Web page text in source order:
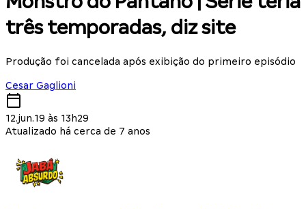
três temporadas, diz site
Produção foi cancelada após exibição do primeiro episódio
Cesar Gaglioni
12.jun.19 às 13h29
Atualizado há cerca de 7 anos